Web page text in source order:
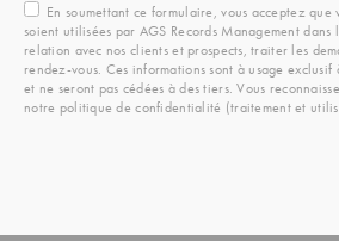
En soumettant ce formulaire, vous acceptez que
soient utilisées par AGS Records Management dans
relation avec nos clients et prospects, traiter les
rendez-vous. Ces informations sont à usage exclusif
et ne seront pas cédées à des tiers. Vous
notre politique de confidentialité (traitement et